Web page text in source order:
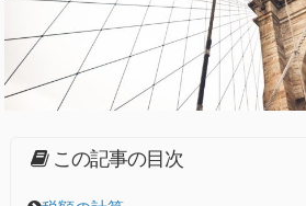
この記事の目次